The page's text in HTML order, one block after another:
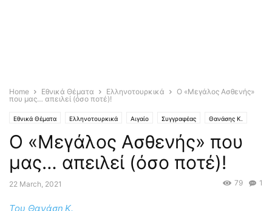
Home Εθνικά Θέματα Ελληνοτουρκικά
Ο «Μεγάλος Ασθενής»
που μας… απειλεί (όσο ποτέ)!
Εθνικά Θέματα Ελληνοτουρκικά Αιγαίο Συγγραφέας Θανάσης Κ.
Ο «Μεγάλος Ασθενής» που
μας… απειλεί (όσο ποτέ)!
22 March, 2021 1
79
Του Θανάση Κ.